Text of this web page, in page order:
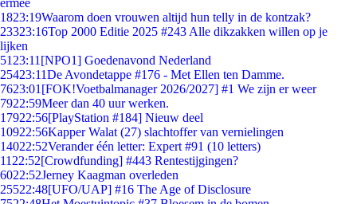
ermee
1823:19Waarom doen vrouwen altijd hun telly in de kontzak?
23323:16Top 2000 Editie 2025 #243 Alle dikzakken willen op je
lijken
51 23:11 [NPO1] Goedenavond Nederland
25423:11De Avondetappe #176 - Met Ellen ten Damme.
7623:01 [FOK!Voetbalmanager 2026/2027] #1 We zijn er weer
7922:59Meer dan 40 uur werken.
17922:56[PlayStation #184] Nieuw deel
10922:56Kapper Walat (27) slachtoffer van vernielingen
14022:52Verander één letter: Expert #91 (10 letters)
11 22:52[Crowdfunding] #443 Rentestijgingen?
6022:52Jerney Kaagman overleden
25522:48[UFO/UAP] #16 The Age of Disclosure